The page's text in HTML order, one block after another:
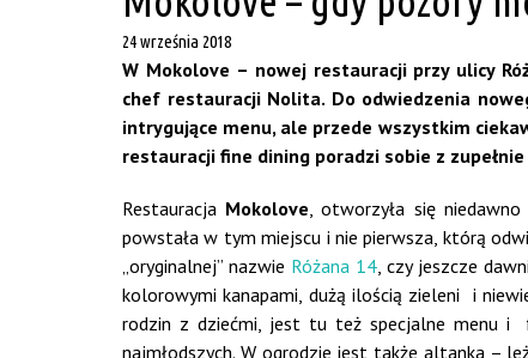
24 września 2018
W Mokolove – nowej restauracji przy ulicy
chef restauracji Nolita. Do odwiedzenia
intrygujące menu, ale przede wszystkim
restauracji fine dining poradzi sobie z
Restauracja Mokolove, otworzyła się
powstała w tym miejscu i nie pierwsza, którą
„oryginalnej” nazwie Różana 14, czy jeszcze
kolorowymi kanapami, dużą ilością zieleni i
rodzin z dziećmi, jest tu też specjalne menu i
najmłodszych. W ogrodzie jest także altanka –